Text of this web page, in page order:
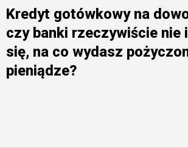
Kredyt gotówkowy na
czy banki rzeczywiście nie
się, na co wydasz
pieniądze?